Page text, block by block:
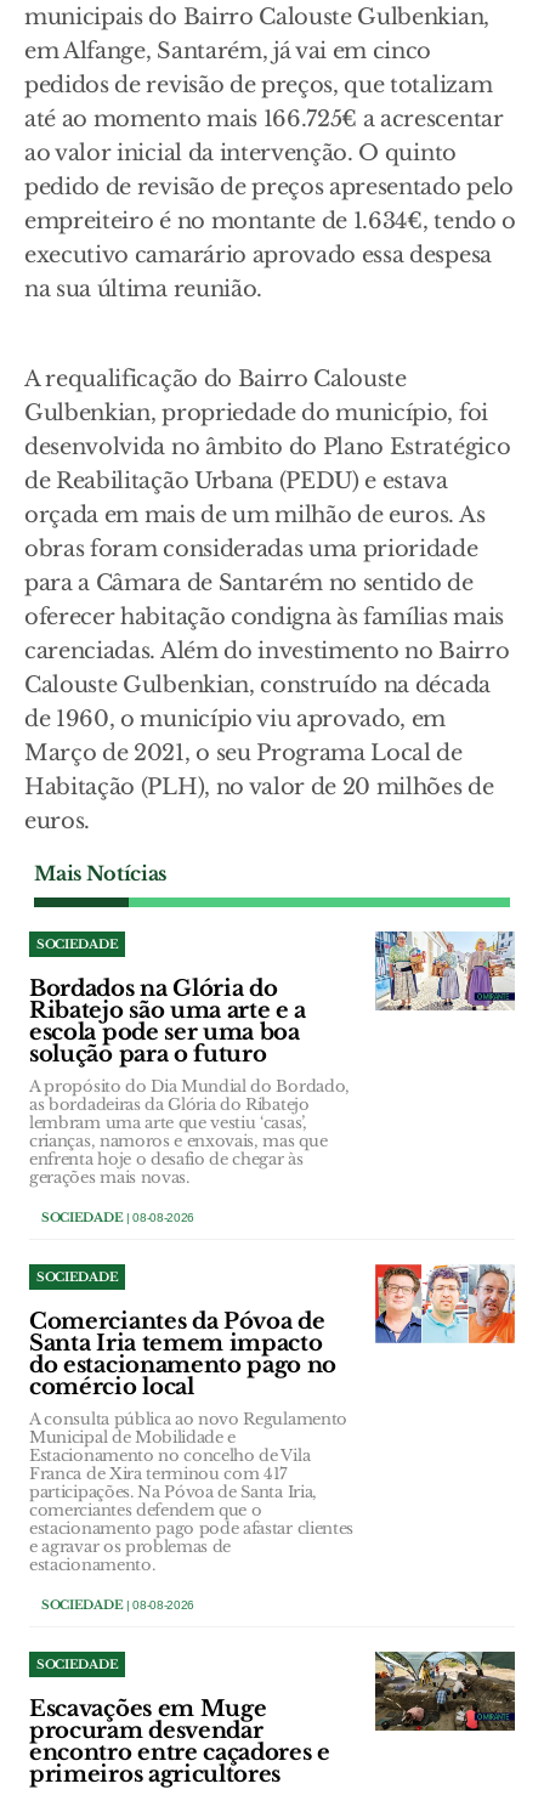
municipais do Bairro Calouste Gulbenkian,
em Alfange, Santarém, já vai em cinco
pedidos de revisão de preços, que totalizam
até ao momento mais 166.725€ a acrescentar
ao valor inicial da intervenção. O quinto
pedido de revisão de preços apresentado pelo
empreiteiro é no montante de 1.634€, tendo o
executivo camarário aprovado essa despesa
na sua última reunião.
A requalificação do Bairro Calouste
Gulbenkian, propriedade do município, foi
desenvolvida no âmbito do Plano Estratégico
de Reabilitação Urbana (PEDU) e estava
orçada em mais de um milhão de euros. As
obras foram consideradas uma prioridade
para a Câmara de Santarém no sentido de
oferecer habitação condigna às famílias mais
carenciadas. Além do investimento no Bairro
Calouste Gulbenkian, construído na década
de 1960, o município viu aprovado, em
Março de 2021, o seu Programa Local de
Habitação (PLH), no valor de 20 milhões de
euros.
Mais Notícias
SOCIEDADE
Bordados na Glória do
Ribatejo são uma arte e a
escola pode ser uma boa
solução para o futuro
A propósito do Dia Mundial do Bordado,
as bordadeiras da Glória do Ribatejo
lembram uma arte que vestiu ‘casas’,
crianças, namoros e enxovais, mas que
enfrenta hoje o desafio de chegar às
gerações mais novas.
SOCIEDADE| 08-08-2026
SOCIEDADE
Comerciantes da Póvoa de
Santa Iria temem impacto
do estacionamento pago no
comércio local
A consulta pública ao novo Regulamento
Municipal de Mobilidade e
Estacionamento no concelho de Vila
Franca de Xira terminou com 417
participações. Na Póvoa de Santa Iria,
comerciantes defendem que o
estacionamento pago pode afastar clientes
e agravar os problemas de
estacionamento.
SOCIEDADE| 08-08-2026
SOCIEDADE
Escavações em Muge
procuram desvendar
encontro entre caçadores e
primeiros agricultores